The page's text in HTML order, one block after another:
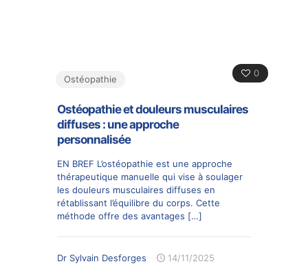
0
Ostéopathie
Ostéopathie et douleurs musculaires
diffuses : une approche
personnalisée
EN BREF L’ostéopathie est une approche
thérapeutique manuelle qui vise à soulager
les douleurs musculaires diffuses en
rétablissant l’équilibre du corps. Cette
méthode offre des avantages […]
Dr Sylvain Desforges 14/11/2025